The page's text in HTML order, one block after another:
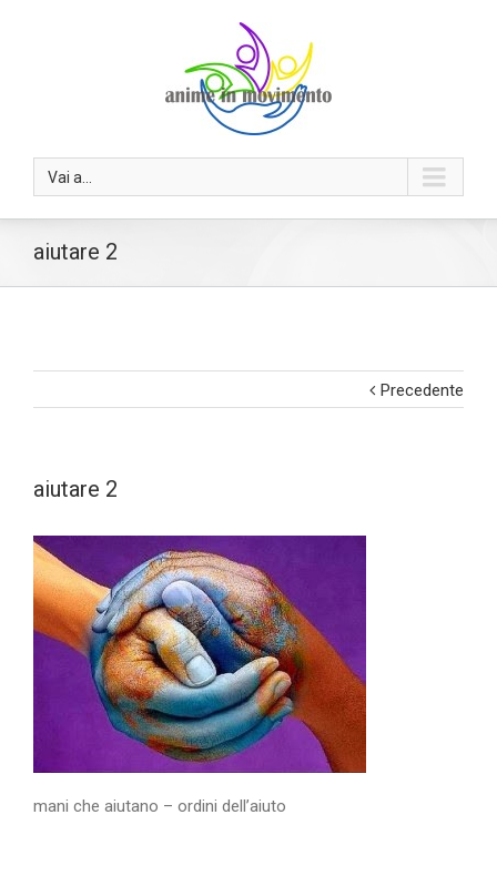
Vai a...
aiutare 2
Precedente
aiutare 2
mani che aiutano – ordini dell’aiuto